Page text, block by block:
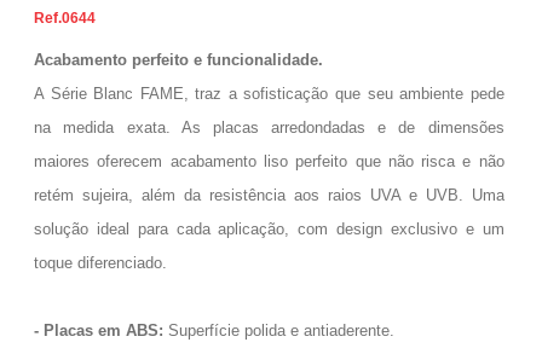
0644
Acabamento perfeito e funcionalidade.
A Série Blanc FAME, traz a sofisticação que seu ambiente pede
na medida exata. As placas arredondadas e de dimensões
maiores oferecem acabamento liso perfeito que não risca e não
retém sujeira, além da resistência aos raios UVA e UVB. Uma
solução ideal para cada aplicação, com design exclusivo e um
toque diferenciado.
- Placas em ABS:Superfície polida e antiaderente.